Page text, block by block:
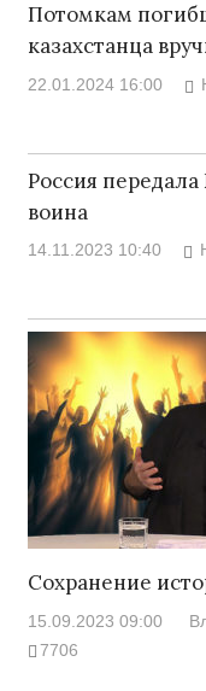
Потомкам
казахстанца
22.01.2024 16:00
Россия
воина
14.11.2023 10:40
Сохранение
15.09.2023 09:00
7706